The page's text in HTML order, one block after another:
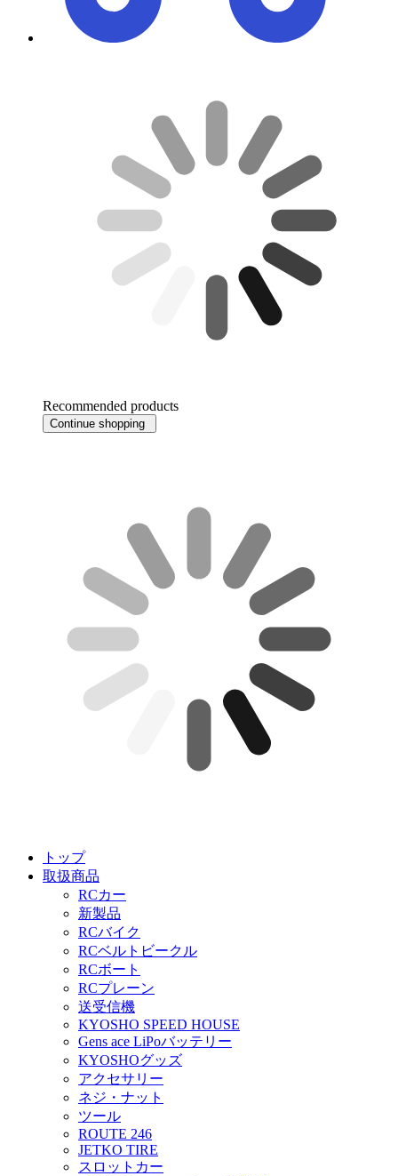
Recommended products
Continue shopping
トップ
取扱商品
RCカー
新製品
RCバイク
RCベルトビークル
RCボート
RCプレーン
送受信機
KYOSHO SPEED HOUSE
Gens ace LiPoバッテリー
KYOSHOグッズ
アクセサリー
ネジ・ナット
ツール
ROUTE 246
JETKO TIRE
スロットカー